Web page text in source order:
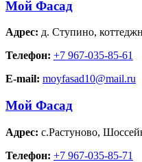
Мой Фасад
Адрес: д. Ступино,
Телефон: +7 967-035-85-61
E-mail: moyfasad10@mail.ru
Мой Фасад
Адрес: с.Растуново,
Телефон: +7 967-035-85-71